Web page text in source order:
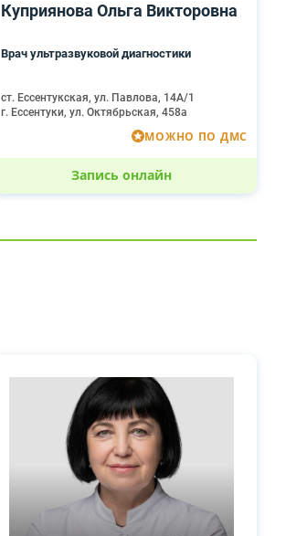
Куприянова Ольга Викторовна
Врач ультразвуковой диагностики
ст. Ессентукская, ул. Павлова, 14А/1
г. Ессентуки, ул. Октябрьская, 458а
МОЖНО ПО ДМС
Запись онлайн